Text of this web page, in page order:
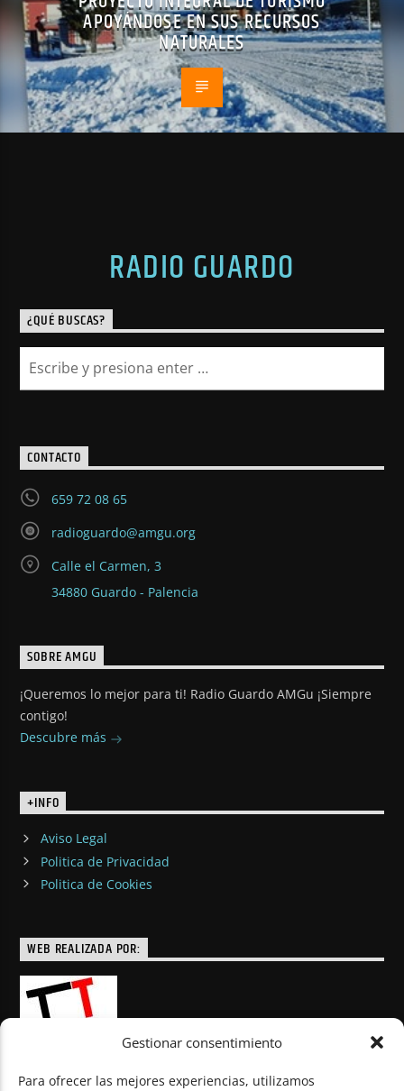
Gestionar consentimiento
Para ofrecer las mejores experiencias, utilizamos
APOYÁNDOSE EN SUS RECURSOS
NATURALES
RADIO GUARDO
¿QUÉ BUSCAS?
CONTACTO
659 72 08 65
radioguardo@amgu.org
Calle el Carmen, 3
34880 Guardo - Palencia
SOBRE AMGU
¡Queremos lo mejor para ti! Radio Guardo AMGu ¡Siempre
contigo!
Descubre más
+INFO
Aviso Legal
Politica de Privacidad
Politica de Cookies
WEB REALIZADA POR: